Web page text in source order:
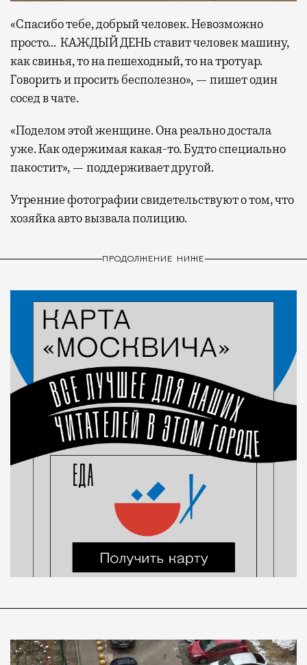
«Спасибо тебе, добрый человек. Невозможно
просто… КАЖДЫЙ ДЕНЬ ставит человек машину,
как свинья, то на пешеходный, то на тротуар.
Говорить и просить бесполезно», — пишет один
сосед в чате.
«Поделом этой женщине. Она реально достала
уже. Как одержимая какая-то. Будто специально
пакостит», — поддерживает другой.
Утренние фотографии свидетельствуют о том, что
хозяйка авто вызвала полицию.
ПРОДОЛЖЕНИЕ НИЖЕ